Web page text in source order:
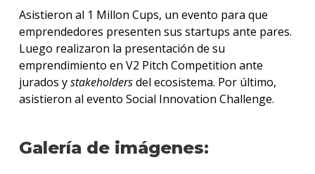
Asistieron al 1 Millon Cups, un evento para que
emprendedores presenten sus startups ante pares.
Luego realizaron la presentación de su
emprendimiento en V2 Pitch Competition ante
jurados ystakeholdersdel ecosistema. Por último,
asistieron al evento Social Innovation Challenge.
Galería de imágenes: